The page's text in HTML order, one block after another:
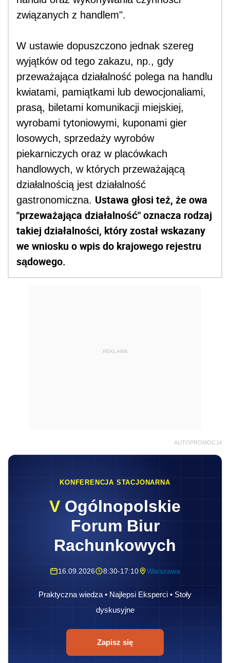
związanych z handlem".
W ustawie dopuszczono jednak szereg
wyjątków od tego zakazu, np., gdy
przeważająca działalność polega na handlu
kwiatami, pamiątkami lub dewocjonaliami,
prasą, biletami komunikacji miejskiej,
wyrobami tytoniowymi, kuponami gier
losowych, sprzedaży wyrobów
piekarniczych oraz w placówkach
handlowych, w których przeważającą
działalnością jest działalność
gastronomiczna. Ustawa głosi też, że owa
"przeważająca działalność" oznacza rodzaj
takiej działalności, który został wskazany
we wniosku o wpis do krajowego rejestru
sądowego.
REKLAMA
AUTOPROMOCJA
KONFERENCJA STACJONARNA
V Ogólnopolskie
Forum Biur
Rachunkowych
16.09.2026 8:30-17:10 Warszawa
Praktyczna wiedza • Najlepsi Eksperci • Stoły
dyskusyjne
Zapisz się